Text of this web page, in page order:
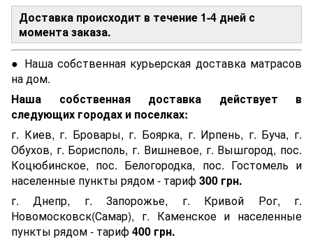
Доставка происходит в течение 1-4 дней с
момента заказа.
● Наша собственная курьерская доставка матрасов
на дом.
Наша собственная доставка действует в
следующих городах и поселках:
г. Киев, г. Бровары, г. Боярка, г. Ирпень, г. Буча, г.
Обухов, г. Борисполь, г. Вишневое, г. Вышгород, пос.
Коцюбинское, пос. Белогородка, пос. Гостомель и
населенные пункты рядом - тариф300 грн.
г. Днепр, г. Запорожье, г. Кривой Рог, г.
Новомосковск(Самар), г. Каменское и населенные
пункты рядом - тариф400 грн.